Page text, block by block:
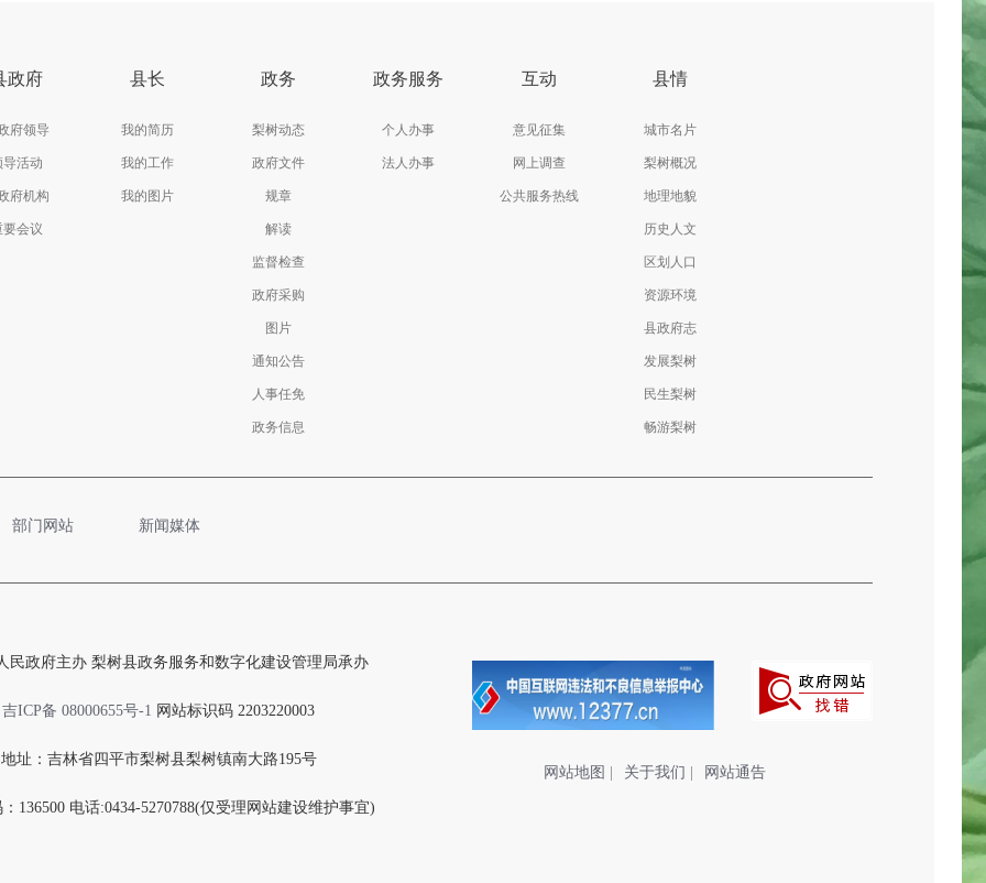
政府
府领导
导活动
府机构
要会议
县长
我的简历
我的工作
我的图片
政务
梨树动态
政府文件
规章
解读
监督检查
政府采购
图片
通知公告
人事任免
政务信息
政务服务
个人办事
法人办事
互动
意见征集
网上调查
公共服务热线
县情
城市名片
梨树概况
地理地貌
历史人文
区划人口
资源环境
县政府志
发展梨树
民生梨树
畅游梨树
部门网站 新闻媒体
民政府主办 梨树县政务服务和数字化建设管理局承办
吉ICP备 08000655号-1 网站标识码 2203220003
地址：吉林省四平市梨树县梨树镇南大路195号
136500 电话:0434-5270788(仅受理网站建设维护事宜)
网站地图 关于我们 网站通告